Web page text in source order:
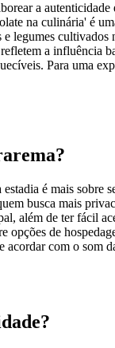
a
na culinária' é
legumes cultivados
a influência
Para uma
é mais sobre
busca mais
além de ter fácil
opções de
com o som